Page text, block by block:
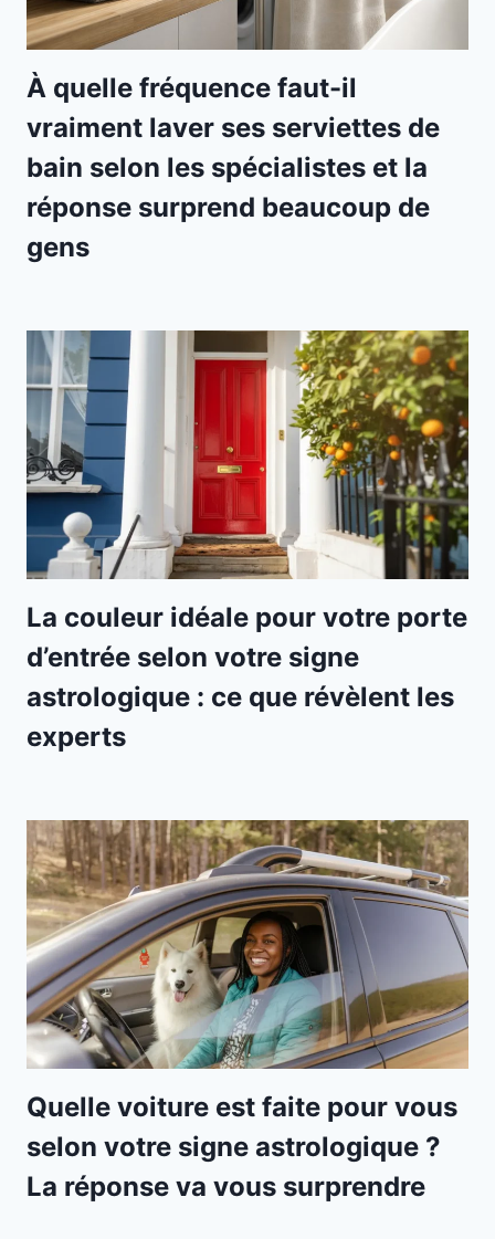
À quelle fréquence faut-il
vraiment laver ses serviettes de
bain selon les spécialistes et la
réponse surprend beaucoup de
gens
La couleur idéale pour votre porte
d’entrée selon votre signe
astrologique : ce que révèlent les
experts
Quelle voiture est faite pour vous
selon votre signe astrologique ?
La réponse va vous surprendre